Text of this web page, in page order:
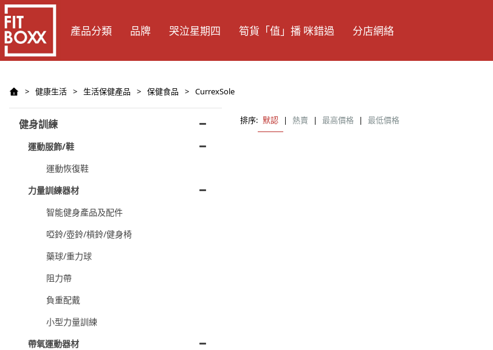
產品分類 品牌 哭泣星期四 筍貨「值」播 咪錯過 分店網絡
> 健康生活 > 生活保健產品 > 保健食品 > CurrexSole
健身訓練
運動服飾/鞋
運動恢復鞋
力量訓練器材
智能健身產品及配件
啞鈴/壺鈴/槓鈴/健身椅
藥球/重力球
阻力帶
負重配戴
小型力量訓練
帶氧運動器材
排序: 默認 | 熱賣 | 最高價格 | 最低價格